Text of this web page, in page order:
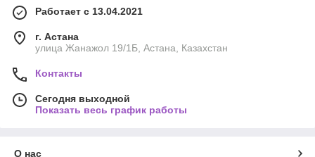
Работает с 13.04.2021
г. Астана
улица Жанажол 19/1Б, Астана, Казахстан
Контакты
Сегодня выходной
Показать весь график работы
О нас